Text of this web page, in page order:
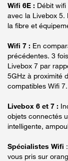
Wifi 6E : Débit
avec la Livebox 5.
la fibre et
Wifi 7 : En
précédentes. 3
Livebox 7 par
5GHz à proximité
compatibles Wifi 7.
Livebox 6 et 7 :
objets connectés
intelligente,
Spécialistes Wifi
vous pris sur